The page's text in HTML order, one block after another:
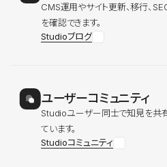
CMS運用やサイト更新、移行、
を確認できます。
Studioブログ
ユーザーコミュニティ
Studioユーザー同士で知見を共
ています。
Studioコミュニティ